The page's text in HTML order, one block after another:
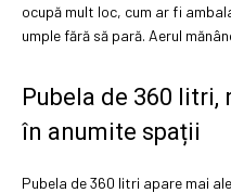
ocupă mult loc, cum ar fi
umple fără să pară. Aerul
Pubela de 360 litri,
în anumite spații
Pubela de 360 litri apare mai